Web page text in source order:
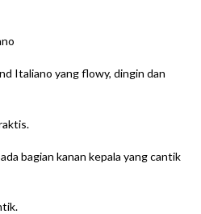
Italiano yang flowy, dingin dan
bagian kanan kepala yang cantik